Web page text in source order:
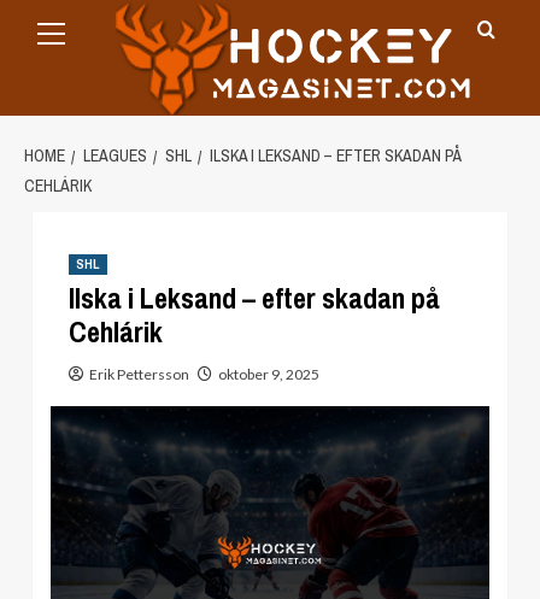
Menu
HOME LEAGUES SHL
ILSKA I LEKSAND – EFTER SKADAN PÅ
CEHLÁRIK
SHL
Ilska i Leksand – efter skadan på
Cehlárik
Erik Pettersson oktober 9, 2025